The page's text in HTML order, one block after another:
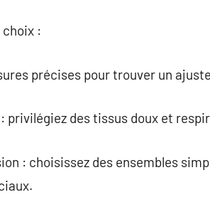
:
précises pour trouver un
privilégiez des tissus doux et
: choisissez des ensembles